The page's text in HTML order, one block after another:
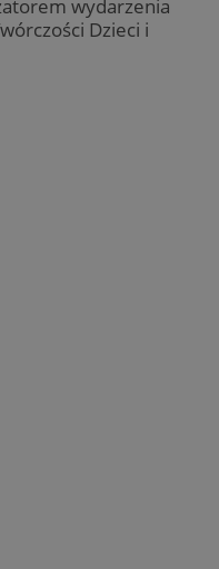
wydarzenia
Dzieci i